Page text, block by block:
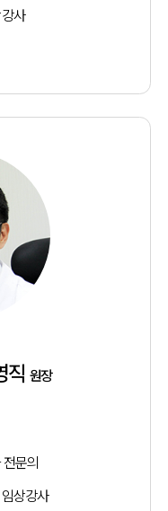
사
직 원장
문의
상강사